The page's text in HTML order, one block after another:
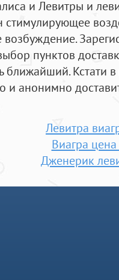
и Левитры и
стимулирующее
возбуждение.
пунктов
Кстати в
и анонимно
Левитра
Виагра
Дженерик